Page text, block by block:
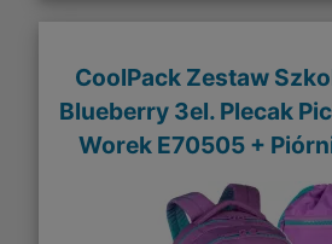
CoolPack Zestaw
Blueberry 3el. Plecak
Worek E70505 +